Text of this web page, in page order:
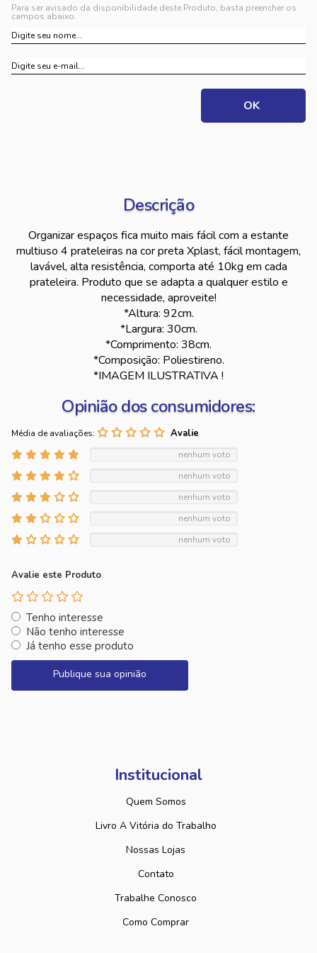
Para ser avisado da disponibilidade deste Produto, basta preencher os
campos abaixo.
Descrição
Organizar espaços fica muito mais fácil com a estante
multiuso 4 prateleiras na cor preta Xplast, fácil montagem,
lavável, alta resistência, comporta até 10kg em cada
prateleira. Produto que se adapta a qualquer estilo e
necessidade, aproveite!
*Altura: 92cm.
*Largura: 30cm.
*Comprimento: 38cm.
*Composição: Poliestireno.
*IMAGEM ILUSTRATIVA !
Opinião dos consumidores:
Média de avaliações:
nenhum voto
nenhum voto
nenhum voto
nenhum voto
nenhum voto
Avalie este Produto
Tenho interesse
Não tenho interesse
Já tenho esse produto
Publique sua opinião
Institucional
Quem Somos
Livro A Vitória do Trabalho
Nossas Lojas
Contato
Trabalhe Conosco
Como Comprar